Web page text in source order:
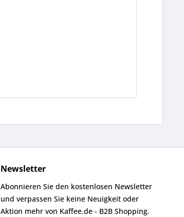
Newsletter
Abonnieren Sie den kostenlosen Newsletter
und verpassen Sie keine Neuigkeit oder
Aktion mehr von Kaffee.de - B2B Shopping.